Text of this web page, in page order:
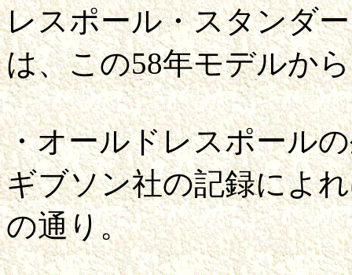
レスポール・スタンダ
は、この58年モデルか
・オールドレスポール
ギブソン社の記録によ
の通り。